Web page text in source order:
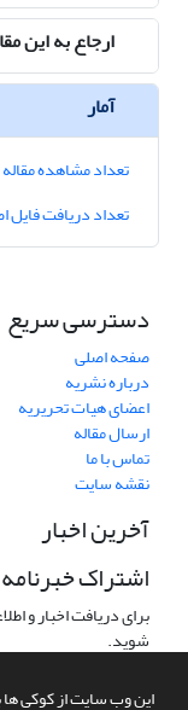
این وب سایت از کوکی ها
ارجاع به این
آمار
تعداد مشاهده مقاله
تعداد دریافت فایل
دسترسی سریع
صفحه اصلی
درباره نشریه
اعضای هیات تحریریه
ارسال مقاله
تماس با ما
نقشه سایت
آخرین اخبار
اشتراک خبرنامه
برای دریافت اخبار و
شوید.